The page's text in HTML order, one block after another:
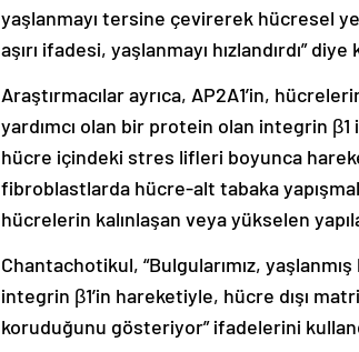
yaşlanmayı tersine çevirerek hücresel
aşırı ifadesi, yaşlanmayı hızlandırdı”
Araştırmacılar ayrıca, AP2A1’in,
yardımcı olan bir protein olan integrin
hücre içindeki stres lifleri boyunca
fibroblastlarda hücre-alt tabaka
hücrelerin kalınlaşan veya yükselen
Chantachotikul, “Bulgularımız,
integrin β1’in hareketiyle, hücre dışı
koruduğunu gösteriyor” ifadelerini